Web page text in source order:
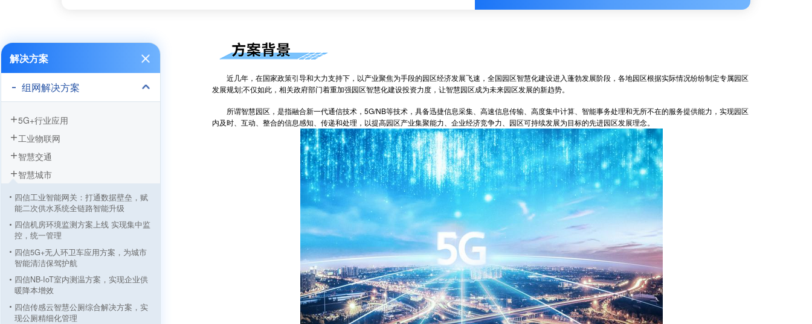
解决方案
组网解决方案
5G+行业应用
工业物联网
智慧交通
智慧城市
四信工业智能网关：打通数据壁垒，赋
能二次供水系统全链路智能升级
四信机房环境监测方案上线 实现集中监
控，统一管理
四信5G+无人环卫车应用方案，为城市
智能清洁保驾护航
四信NB-IoT室内测温方案，实现企业供
暖降本增效
四信传感云智慧公厕综合解决方案，实
现公厕精细化管理
近几年，在国家政策引导和大力支持下，以产业聚焦为手段的园区经济发展飞速，全国园区智慧化建设进入蓬勃发展阶段，各地园区根据实际情况纷纷制定专属园区
发展规划;不仅如此，相关政府部门着重加强园区智慧化建设投资力度，让智慧园区成为未来园区发展的新趋势。
所谓智慧园区，是指融合新一代通信技术，5G/NB等技术，具备迅捷信息采集、高速信息传输、高度集中计算、智能事务处理和无所不在的服务提供能力，实现园区
内及时、互动、整合的信息感知、传递和处理，以提高园区产业集聚能力、企业经济竞争力、园区可持续发展为目标的先进园区发展理念。